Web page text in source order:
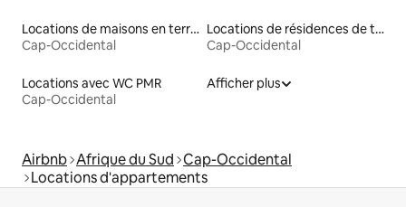
Locations de maisons en terre
Cap-Occidental
Locations de résidences de tourisme
Cap-Occidental
Locations avec WC PMR
Cap-Occidental
Afficher plus
Airbnb Afrique du Sud Cap-Occidental
Locations d'appartements